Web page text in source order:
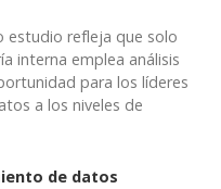
estudio refleja que solo
interna emplea análisis
para los líderes
a los niveles de
de datos